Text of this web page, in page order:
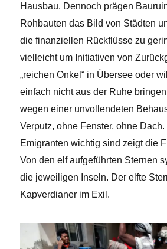
Hausbau. Dennoch prägen
Rohbauten das Bild von Städten
die finanziellen Rückflüsse zu
vielleicht um Initiativen von
„reichen Onkel“ in Übersee oder
einfach nicht aus der Ruhe
wegen einer unvollendeten
Verputz, ohne Fenster, ohne
Emigranten wichtig sind zeigt die
Von den elf aufgeführten Sternen
die jeweiligen Inseln. Der elfte
Kapverdianer im Exil.